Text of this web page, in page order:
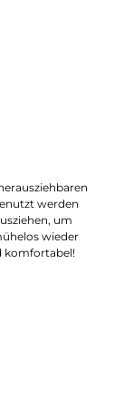
werden
um
wieder
komfortabel!